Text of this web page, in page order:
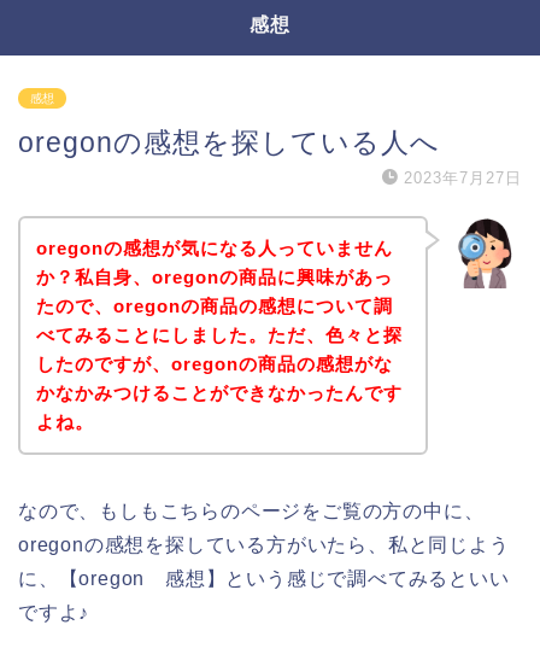
感想
感想
oregonの感想を探している人へ
2023年7月27日
oregonの感想が気になる人っていません
か？私自身、oregonの商品に興味があっ
たので、oregonの商品の感想について調
べてみることにしました。ただ、色々と探
したのですが、oregonの商品の感想がな
かなかみつけることができなかったんです
よね。
なので、もしもこちらのページをご覧の方の中に、
oregonの感想を探している方がいたら、私と同じよう
に、【oregon 感想】という感じで調べてみるといい
ですよ♪